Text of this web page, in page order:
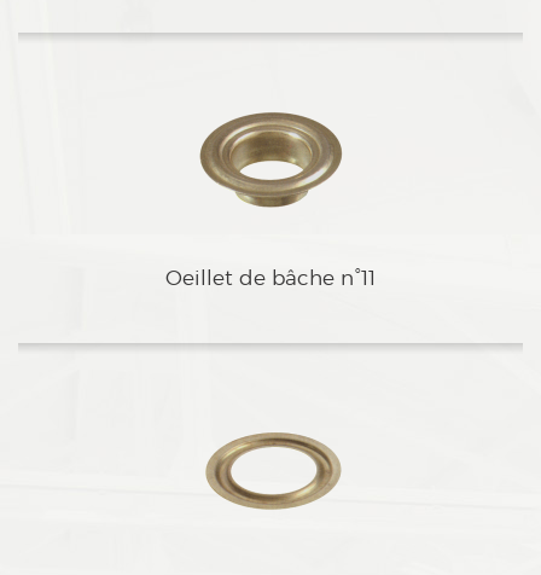
aOeillet de bâche n°11